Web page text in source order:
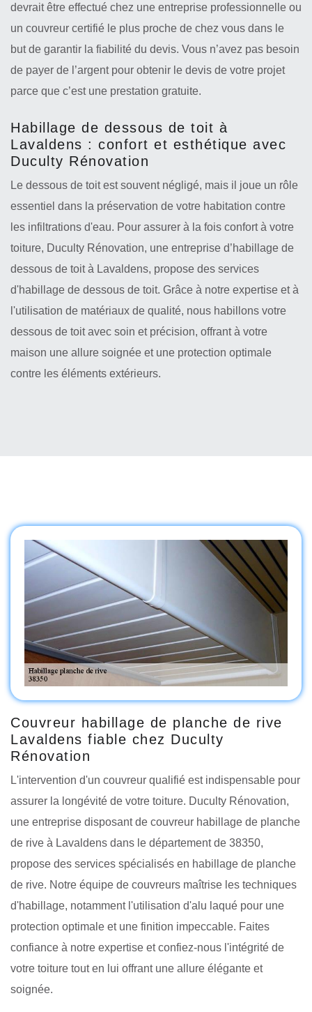
devrait être effectué chez une entreprise professionnelle ou
un couvreur certifié le plus proche de chez vous dans le
but de garantir la fiabilité du devis. Vous n’avez pas besoin
de payer de l’argent pour obtenir le devis de votre projet
parce que c’est une prestation gratuite.
Habillage de dessous de toit à
Lavaldens : confort et esthétique avec
Duculty Rénovation
Le dessous de toit est souvent négligé, mais il joue un rôle
essentiel dans la préservation de votre habitation contre
les infiltrations d'eau. Pour assurer à la fois confort à votre
toiture, Duculty Rénovation, une entreprise d’habillage de
dessous de toit à Lavaldens, propose des services
d'habillage de dessous de toit. Grâce à notre expertise et à
l'utilisation de matériaux de qualité, nous habillons votre
dessous de toit avec soin et précision, offrant à votre
maison une allure soignée et une protection optimale
contre les éléments extérieurs.
Couvreur habillage de planche de rive
Lavaldens fiable chez Duculty
Rénovation
L'intervention d'un couvreur qualifié est indispensable pour
assurer la longévité de votre toiture. Duculty Rénovation,
une entreprise disposant de couvreur habillage de planche
de rive à Lavaldens dans le département de 38350,
propose des services spécialisés en habillage de planche
de rive. Notre équipe de couvreurs maîtrise les techniques
d'habillage, notamment l'utilisation d'alu laqué pour une
protection optimale et une finition impeccable. Faites
confiance à notre expertise et confiez-nous l'intégrité de
votre toiture tout en lui offrant une allure élégante et
soignée.